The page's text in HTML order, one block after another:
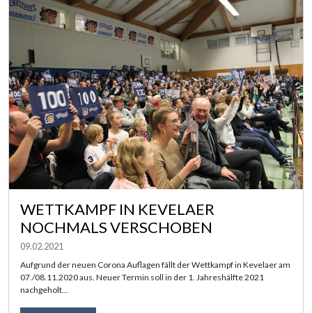
WETTKAMPF IN KEVELAER
NOCHMALS VERSCHOBEN
09.02.2021
Aufgrund der neuen Corona Auflagen fällt der Wettkampf in Kevelaer am
07./08.11.2020 aus. Neuer Termin soll in der 1. Jahreshälfte 2021
nachgeholt…